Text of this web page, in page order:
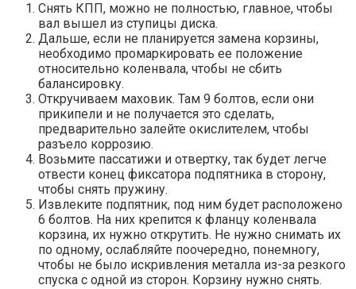
Снять КПП, можно не полностью, главное, чтобы
вал вышел из ступицы диска.
Дальше, если не планируется замена корзины,
необходимо промаркировать ее положение
относительно коленвала, чтобы не сбить
балансировку.
Откручиваем маховик. Там 9 болтов, если они
прикипели и не получается это сделать,
предварительно залейте окислителем, чтобы
разъело коррозию.
Возьмите пассатижи и отвертку, так будет легче
отвести конец фиксатора подпятника в сторону,
чтобы снять пружину.
Извлеките подпятник, под ним будет расположено
6 болтов. На них крепится к фланцу коленвала
корзина, их нужно открутить. Не нужно снимать их
по одному, ослабляйте поочередно, понемногу,
чтобы не было искривления металла из-за резкого
спуска с одной из сторон. Корзину нужно снять.